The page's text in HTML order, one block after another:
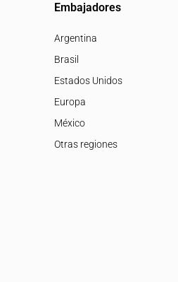
Embajadores
Argentina
Brasil
Estados Unidos
Europa
México
Otras regiones